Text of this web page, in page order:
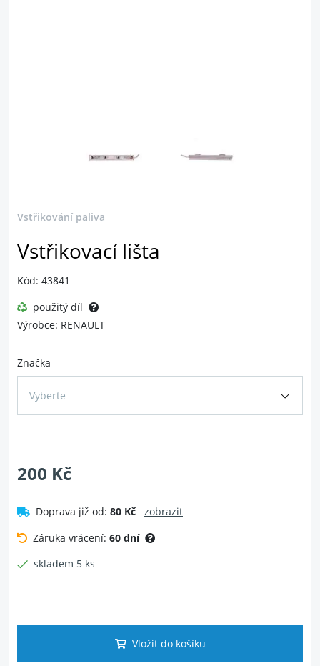
Vstřikování paliva
Vstřikovací lišta
Kód: 43841
použitý díl
Výrobce: RENAULT
Značka
Vyberte
200 Kč
Doprava již od: 80 Kč
zobrazit
Záruka vrácení: 60 dní
skladem 5 ks
Vložit do košíku